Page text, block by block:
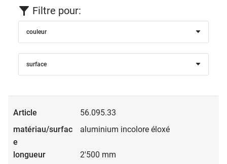
Filtre pour:
couleur
surface
56.095.33
aluminium incolore éloxé
2'500 mm